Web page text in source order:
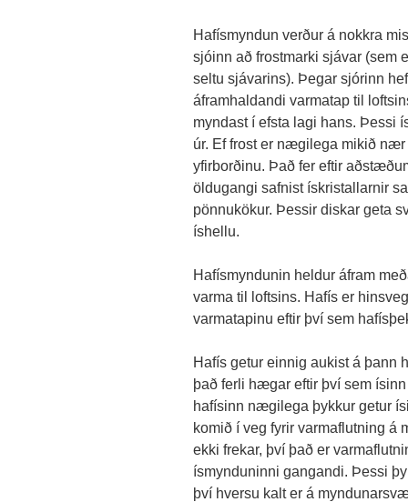
Hafísmyndun verður á nokkra
sjóinn að frostmarki sjávar (sem
seltu sjávarins). Þegar sjórinn
áframhaldandi varmatap til
myndast í efsta lagi hans. Þessi
úr. Ef frost er nægilega mikið
yfirborðinu. Það fer eftir
öldugangi safnist ískristallarnir
pönnukökur. Þessir diskar geta
íshellu.
Hafísmyndunin heldur áfram
varma til loftsins. Hafís er
varmatapinu eftir því sem
Hafís getur einnig aukist á þann
það ferli hægar eftir því sem
hafísinn nægilega þykkur getur
komið í veg fyrir varmaflutning á
ekki frekar, því það er
ísmynduninni gangandi. Þessi
því hversu kalt er á